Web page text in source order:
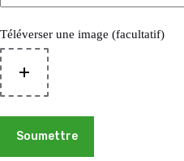
Téléverser une image (facultatif)
Soumettre